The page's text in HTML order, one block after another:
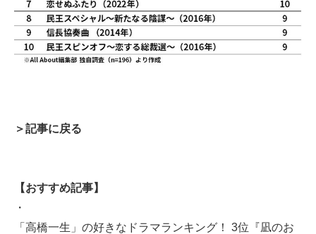
＞記事に戻る
【おすすめ記事】
・
「高橋一生」の好きなドラマランキング！ 3位『凪のお